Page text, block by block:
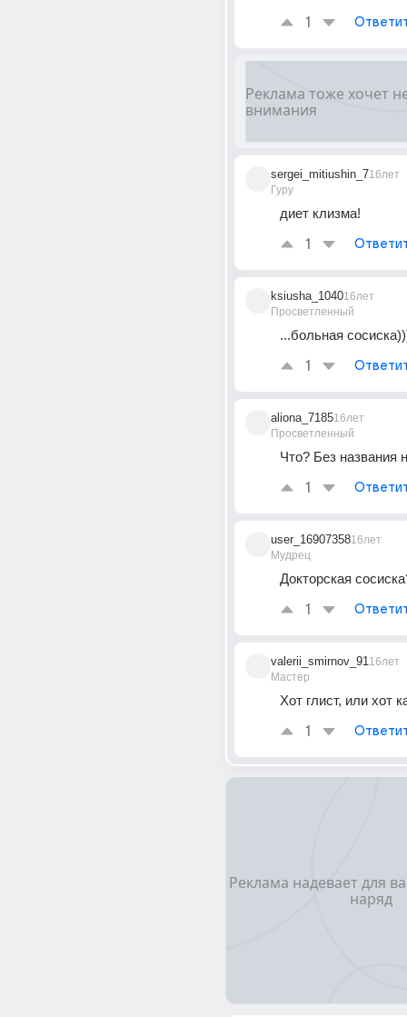
1
sergei_mitiushin_7
Гуру
16лет
диет клизма!
1
ksiusha_1040
Просветленный
16лет
...больная
1
aliona_7185
Просветленный
16лет
Что? Без названия
1
user_16907358
Мудрец
16лет
Докторская
1
valerii_smirnov_91
Мастер
16лет
Хот глист, или хот
1